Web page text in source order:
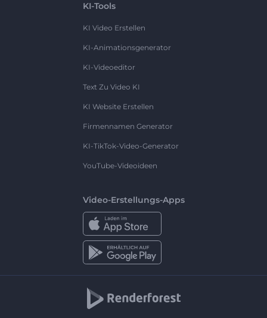
KI-Tools
KI Video Erstellen
KI-Animationsgenerator
KI-Videoeditor
Text Zu Video KI
KI Website Erstellen
Firmennamen Generator
KI-TikTok-Video-Generator
YouTube-Videoideen
Video-Erstellungs-Apps